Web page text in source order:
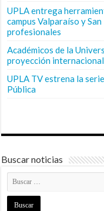
UPLA entrega
campus Valparaíso y
profesionales
Académicos de la
proyección
UPLA TV estrena la
Pública
Buscar noticias